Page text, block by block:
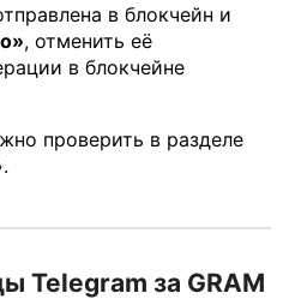
в блокчейн и
, отменить её
в блокчейне
проверить в разделе
Telegram за GRAM